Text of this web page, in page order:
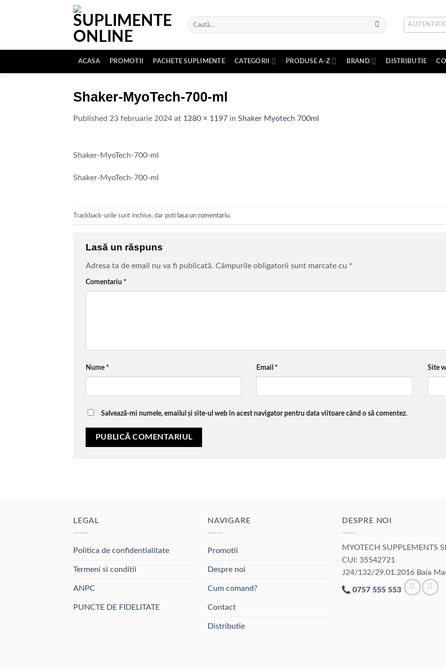
Caută
după:
ACASA PROMOTII PACHETE SUPLIMENTE CATEGORII PRODUSE A-Z BRAND DISTRIBUTIE
Shaker-MyoTech-700-ml
Published 23 februarie 2024 at 1280 × 1197 in Shaker Myotech 700ml
Shaker-MyoTech-700-ml
Shaker-MyoTech-700-ml
Trackback-urile sunt inchise, dar poti lasa un comentariu.
Lasă un răspuns
Adresa ta de email nu va fi publicată. Câmpurile obligatorii sunt marcate cu *
Comentariu *
Nume * Email * Site
Salvează-mi numele, emailul și site-ul web în acest navigator pentru data viitoare când o să comentez.
LEGAL
Politica de confidentialitate
Termeni si conditii
ANPC
PUNCTE DE FIDELITATE
NAVIGARE
Promotii
Despre noi
Cum comand?
Contact
Distributie
DESPRE NOI
MYOTECH SUPPLEMENTS
CUI: 35542721
J24/132/29.01.2016 Baia
0757 555 553